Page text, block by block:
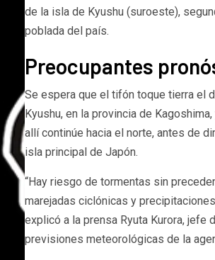
de la isla de Kyushu (suroeste),
poblada del país.
Preocupantes
Se espera que el tifón toque tierra el
Kyushu, en la provincia de
allí continúe hacia el norte, antes de
isla principal de Japón.
“Hay riesgo de tormentas sin
marejadas ciclónicas y
explicó a la prensa Ryuta Kurora, jefe
previsiones meteorológicas de la